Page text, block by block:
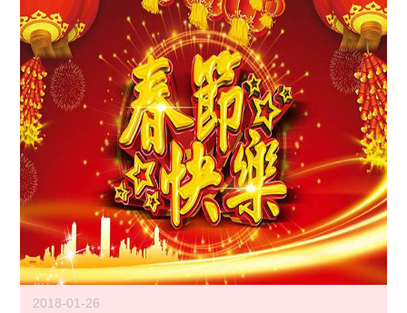
2018-01-26